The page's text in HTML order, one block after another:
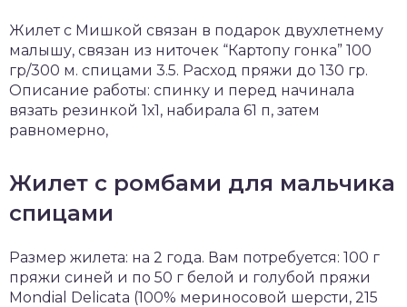
Жилет с Мишкой связан в подарок двухлетнему
малышу, связан из ниточек “Картопу гонка” 100
гр/300 м. спицами 3.5. Расход пряжи до 130 гр.
Описание работы: спинку и перед начинала
вязать резинкой 1х1, набирала 61 п, затем
равномерно,
Жилет с ромбами для мальчика
спицами
Размер жилета: на 2 года. Вам потребуется: 100 г
пряжи синей и по 50 г белой и голубой пряжи
Mondial Delicata (100% мериносовой шерсти, 215